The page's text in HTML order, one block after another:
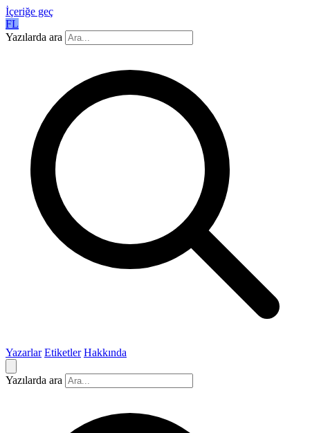
İçeriğe geç
FL
Yazılarda ara
Yazarlar Etiketler Hakkında
Yazılarda ara